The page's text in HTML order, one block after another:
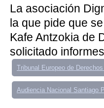
La asociación
la que pide que
Kafe Antzokia de
solicitado
Tribunal Europeo de
Audiencia Nacional Santiago